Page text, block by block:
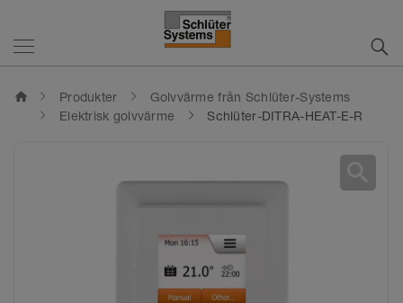
home Produkter
Golvvärme från Schlüter-Systems
Elektrisk golvvärme
Schlüter-DITRA-HEAT-E-R